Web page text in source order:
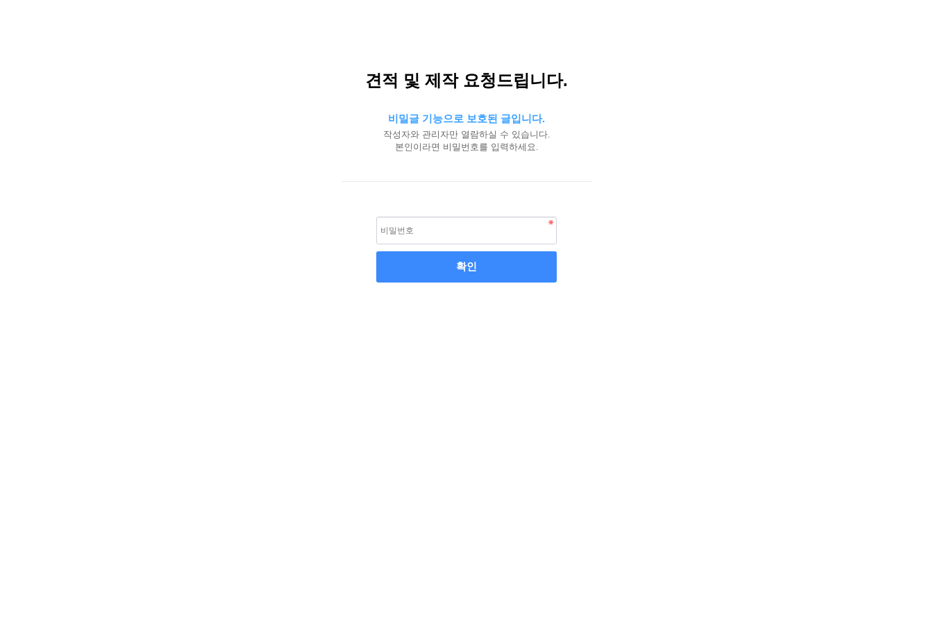
견적 및 제작 요청드립니다.
비밀글 기능으로 보호된 글입니다.
작성자와 관리자만 열람하실 수 있습니다.
본인이라면 비밀번호를 입력하세요.